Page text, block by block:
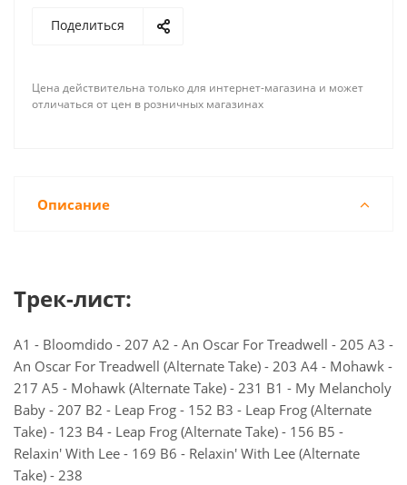
Поделиться
Цена действительна только для интернет-магазина и может
отличаться от цен в розничных магазинах
Описание
Трек-лист:
A1 - Bloomdido - 207 A2 - An Oscar For Treadwell - 205 A3 -
An Oscar For Treadwell (Alternate Take) - 203 A4 - Mohawk -
217 A5 - Mohawk (Alternate Take) - 231 B1 - My Melancholy
Baby - 207 B2 - Leap Frog - 152 B3 - Leap Frog (Alternate
Take) - 123 B4 - Leap Frog (Alternate Take) - 156 B5 -
Relaxin' With Lee - 169 B6 - Relaxin' With Lee (Alternate
Take) - 238